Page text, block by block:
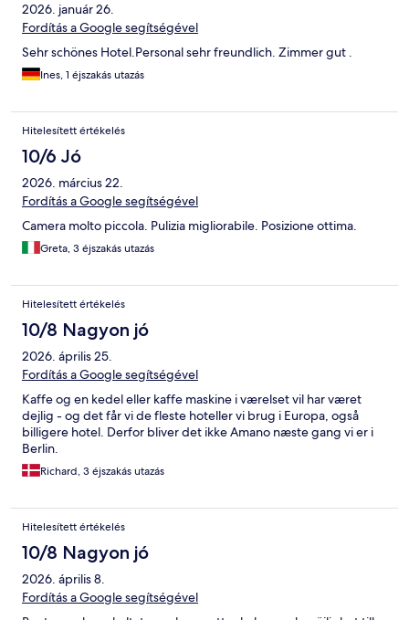
2026. január 26.
Fordítás a Google segítségével
Sehr schönes Hotel.Personal sehr freundlich. Zimmer gut .
Ines, 1 éjszakás utazás
Hitelesített értékelés
10/6 Jó
2026. március 22.
Fordítás a Google segítségével
Camera molto piccola. Pulizia migliorabile. Posizione ottima.
Greta, 3 éjszakás utazás
Hitelesített értékelés
10/8 Nagyon jó
2026. április 25.
Fordítás a Google segítségével
Kaffe og en kedel eller kaffe maskine i værelset vil har været
dejlig - og det får vi de fleste hoteller vi brug i Europa, også
billigere hotel. Derfor bliver det ikke Amano næste gang vi er i
Berlin.
Richard, 3 éjszakás utazás
Hitelesített értékelés
10/8 Nagyon jó
2026. április 8.
Fordítás a Google segítségével